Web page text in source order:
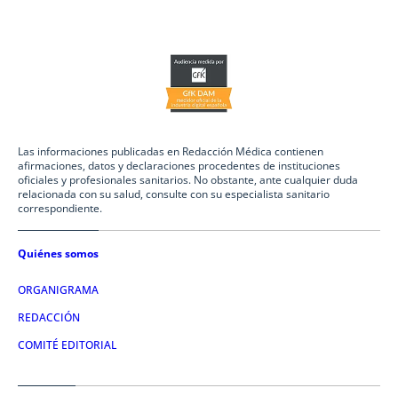
Las informaciones publicadas en Redacción Médica contienen
afirmaciones, datos y declaraciones procedentes de instituciones
oficiales y profesionales sanitarios. No obstante, ante cualquier duda
relacionada con su salud, consulte con su especialista sanitario
correspondiente.
Quiénes somos
ORGANIGRAMA
REDACCIÓN
COMITÉ EDITORIAL